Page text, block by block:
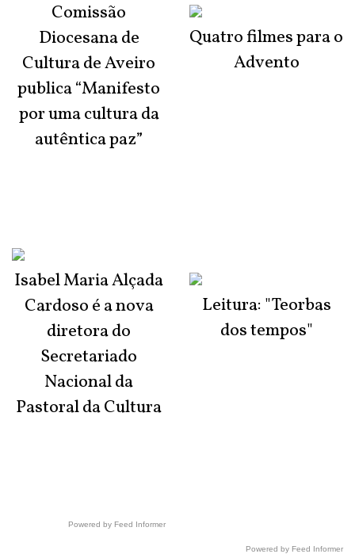
Comissão
Diocesana de
Cultura de Aveiro
publica “Manifesto
por uma cultura da
autêntica paz”
Isabel Maria Alçada
Cardoso é a nova
diretora do
Secretariado
Nacional da
Pastoral da Cultura
Powered by Feed Informer
Quatro filmes para o
Advento
Leitura: "Teorbas
dos tempos"
Powered by Feed Informer